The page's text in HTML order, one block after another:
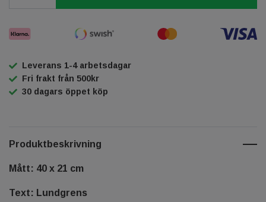
Leverans 1-4 arbetsdagar
Fri frakt från 500kr
30 dagars öppet köp
Produktbeskrivning
Mått: 40 x 21 cm
Text: Lundgrens